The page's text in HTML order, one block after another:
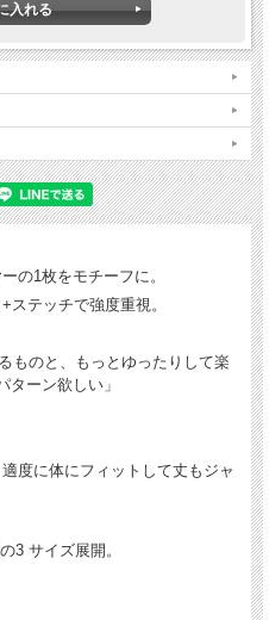
の1枚をモチーフに。
ステッチで強度重視。
ものと、もっとゆったりして楽
ーン欲しい」
度に体にフィットして丈もジャ
3 サイズ展開。